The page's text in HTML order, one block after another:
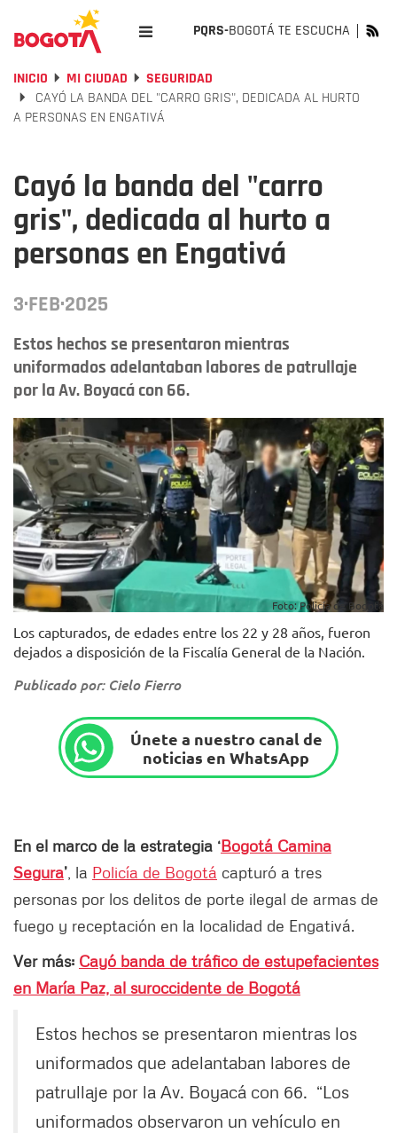
PQRS-BOGOTÁ TE ESCUCHA
INICIO MI CIUDAD
SEGURIDAD
CAYÓ LA BANDA DEL "CARRO GRIS", DEDICADA AL HURTO
A PERSONAS EN ENGATIVÁ
Cayó la banda del "carro
gris", dedicada al hurto a
personas en Engativá
3·FEB·2025
Estos hechos se presentaron mientras
uniformados adelantaban labores de patrullaje
por la Av. Boyacá con 66.
Foto: Policía de Bogotá
Los capturados, de edades entre los 22 y 28 años, fueron
dejados a disposición de la Fiscalía General de la Nación.
Publicado por: Cielo Fierro
Únete a nuestro canal de
noticias en WhatsApp
En el marco de la estrategia ‘Bogotá Camina
Segura’ , la Policía de Bogotá capturó a tres
personas por los delitos de porte ilegal de armas de
fuego y receptación en la localidad de Engativá.
Ver más: Cayó banda de tráfico de estupefacientes
en María Paz, al suroccidente de Bogotá
Estos hechos se presentaron mientras los
uniformados que adelantaban labores de
patrullaje por la Av. Boyacá con 66. “Los
uniformados observaron un vehículo en